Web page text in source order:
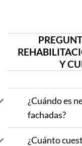
Y
¿Cuándo es
fachadas?
¿Cuánto